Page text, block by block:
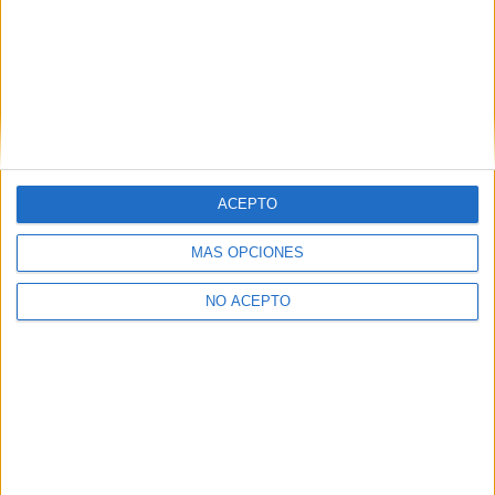
MÁS OPCIONES
NO ACEPTO
ACEPTO
Inicie sesiónoregístresepara comentar